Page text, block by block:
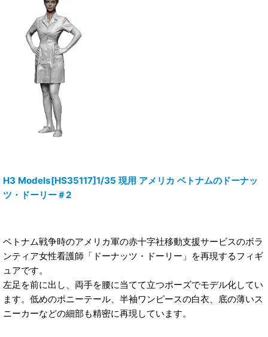
H3 Models[HS35117]1/35 現用 アメリカ ベトナムのドーナッ
ツ・ドーリー＃2
ベトナム戦争時のアメリカ軍の赤十字社移動支援サービスのボラ
ンティア女性看護師「ドーナッツ・ドーリー」を再現するフィギ
ュアです。
左足を前に出し、両手を腰に当てて立つポーズでモデル化してい
ます。低めのポニーテール、半袖ワンピースの白衣、底の薄いス
ニーカーなどの細部も精密に再現しています。